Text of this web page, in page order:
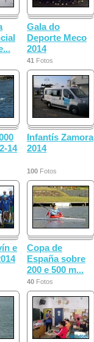
Gala do
Deporte Meco
2014
41 Fotos
14
Infantís Zamora
2014
100 Fotos
e
Copa de
España sobre
200 e 500 m...
40 Fotos